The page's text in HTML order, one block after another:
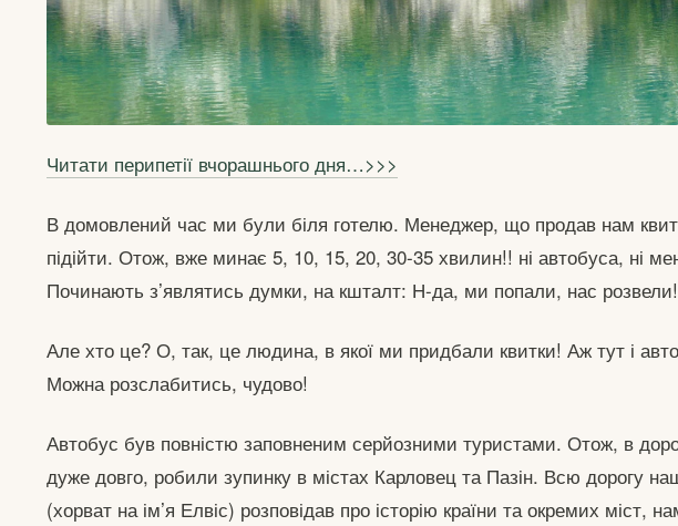
Читати перипетії вчорашнього дня…>>>
В домовлений час ми були біля готелю. Менеджер, що продав нам
підійти. Отож, вже минає 5, 10, 15, 20, 30-35 хвилин!! ні автобуса, ні
Починають з’являтись думки, на кшталт: Н-да, ми попали, нас розвели!
Але хто це? О, так, це людина, в якої ми придбали квитки! Аж тут і
Можна розслабитись, чудово!
Автобус був повністю заповненим серйозними туристами. Отож, в
дуже довго, робили зупинку в містах Карловец та Пазін. Всю дорогу
(хорват на ім’я Елвіс) розповідав про історію країни та окремих міст,